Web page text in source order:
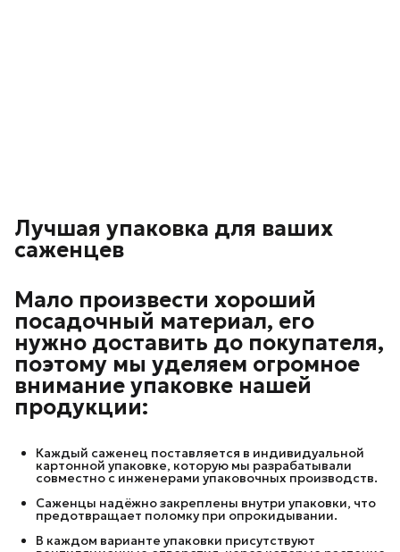
Лучшая упаковка для ваших
саженцев
Мало произвести хороший
посадочный материал, его
нужно доставить до покупателя,
поэтому мы уделяем огромное
внимание упаковке нашей
продукции:
Каждый саженец поставляется в индивидуальной
картонной упаковке, которую мы разрабатывали
совместно с инженерами упаковочных производств.
Саженцы надёжно закреплены внутри упаковки, что
предотвращает поломку при опрокидывании.
В каждом варианте упаковки присутствуют